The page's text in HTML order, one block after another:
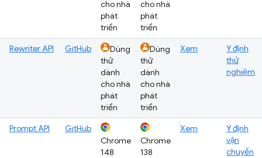
cho nhà
phát
triển
cho nhà
phát
triển
Rewriter API GitHub
Dùng
thử
dành
cho nhà
phát
triển
Dùng
thử
dành
cho nhà
phát
triển
Xem
Ý định
thử
nghiệm
Prompt API
GitHub
Chrome
148
Chrome
138
Xem
Ý định
vận
chuyển